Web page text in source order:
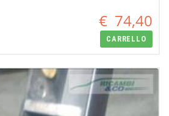
€ 74,40
CARRELLO